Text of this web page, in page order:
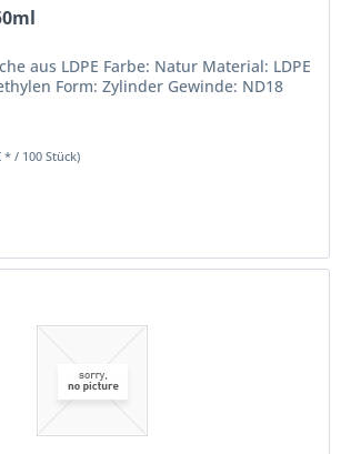
aus LDPE Farbe: Natur Material: LDPE
Form: Zylinder Gewinde: ND18
* / 100 Stück)